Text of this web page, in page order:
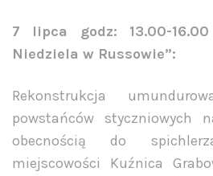
7 lipca godz: 13.00-
Niedziela w Russowie”:
Rekonstrukcja
powstańców styczniowych
obecnością do
miejscowości Kuźnica